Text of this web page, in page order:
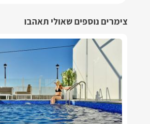
צימרים נוספים שאולי תאהבו